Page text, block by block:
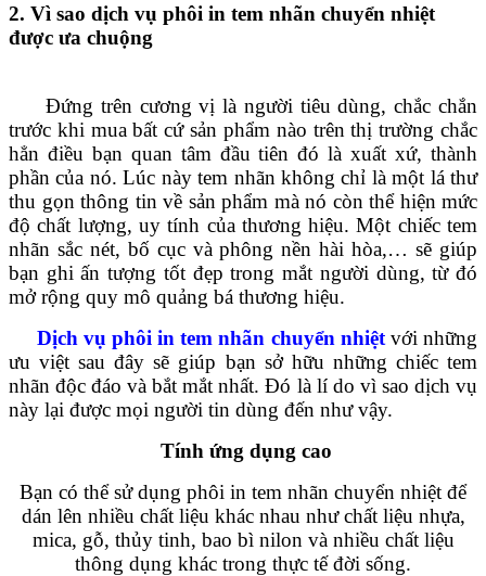
2. Vì sao dịch vụ phôi in tem nhãn chuyển nhiệt
được ưa chuộng
Đứng trên cương vị là người tiêu dùng, chắc chắn
trước khi mua bất cứ sản phẩm nào trên thị trường chắc
hẳn điều bạn quan tâm đầu tiên đó là xuất xứ, thành
phần của nó. Lúc này tem nhãn không chỉ là một lá thư
thu gọn thông tin về sản phẩm mà nó còn thể hiện mức
độ chất lượng, uy tính của thương hiệu. Một chiếc tem
nhãn sắc nét, bố cục và phông nền hài hòa,… sẽ giúp
bạn ghi ấn tượng tốt đẹp trong mắt người dùng, từ đó
mở rộng quy mô quảng bá thương hiệu.
Dịch vụ phôi in tem nhãn chuyển nhiệtvới những
ưu việt sau đây sẽ giúp bạn sở hữu những chiếc tem
nhãn độc đáo và bắt mắt nhất. Đó là lí do vì sao dịch vụ
này lại được mọi người tin dùng đến như vậy.
Tính ứng dụng cao
Bạn có thể sử dụng phôi in tem nhãn chuyển nhiệt để
dán lên nhiều chất liệu khác nhau như chất liệu nhựa,
mica, gỗ, thủy tinh, bao bì nilon và nhiều chất liệu
thông dụng khác trong thực tế đời sống.